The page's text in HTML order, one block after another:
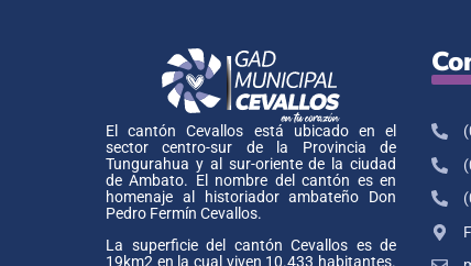
El cantón Cevallos está ubicado en el
sector centro-sur de la Provincia de
Tungurahua y al sur-oriente de la ciudad
de Ambato. El nombre del cantón es en
homenaje al historiador ambateño Don
Pedro Fermín Cevallos.
La superficie del cantón Cevallos es de